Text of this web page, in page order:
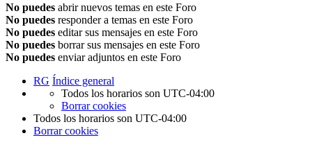
No puedes abrir nuevos temas en este Foro
No puedes responder a temas en este Foro
No puedes editar sus mensajes en este Foro
No puedes borrar sus mensajes en este Foro
No puedes enviar adjuntos en este Foro
RG Índice general
Todos los horarios son UTC-04:00
Borrar cookies
Todos los horarios son UTC-04:00
Borrar cookies